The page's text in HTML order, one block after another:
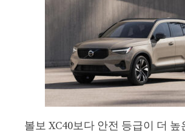
볼보 XC40보다 안전 등급이 더 높